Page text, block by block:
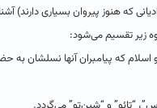
كه‌ هنوز پیروان‌ بسیاری‌
زیر تقسیم‌ می‌شود:
كه‌ پیامبران‌ آنها نسلشان‌